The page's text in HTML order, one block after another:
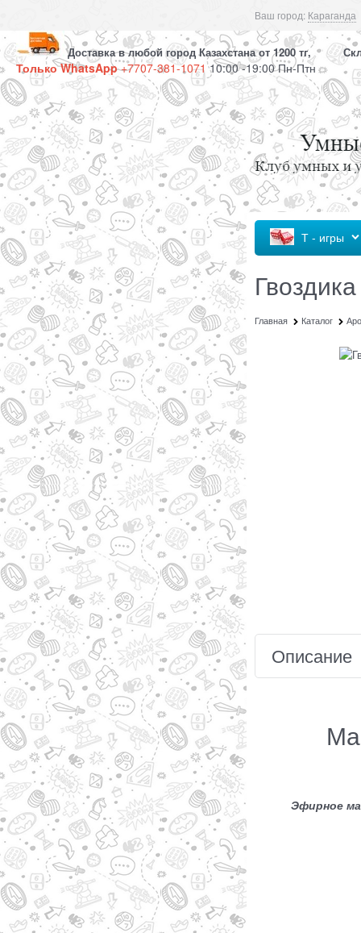
Ваш город: Караганда
Доставка в любой город Казахстана от 1200 тг,
Только WhatsApp+7707-381-107110:00 -19:00 Пн-Птн
Т - игры
Гвоздика
Главная Каталог
Описание
Эфирное